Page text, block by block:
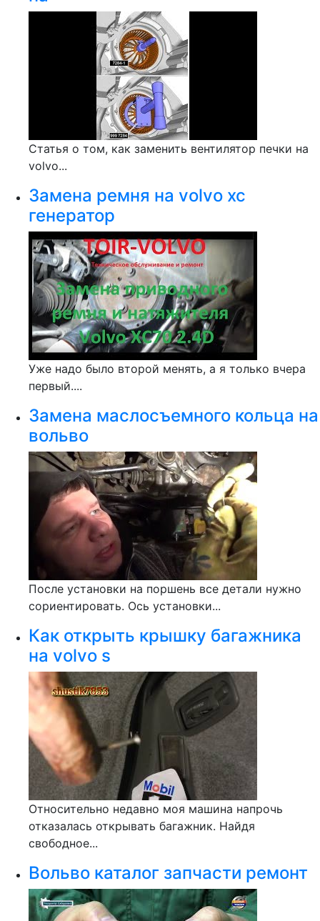
Статья о том, как заменить вентилятор печки на
volvo...
Замена ремня на volvo xc
генератор
Уже надо было второй менять, а я только вчера
первый....
Замена маслосъемного кольца на
вольво
После установки на поршень все детали нужно
сориентировать. Ось установки...
Как открыть крышку багажника
на volvo s
Относительно недавно моя машина напрочь
отказалась открывать багажник. Найдя
свободное...
Вольво каталог запчасти ремонт